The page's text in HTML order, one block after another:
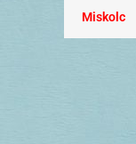
Miskolc